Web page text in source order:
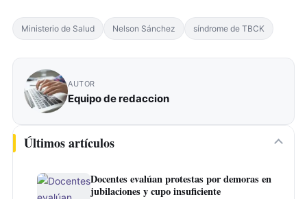
Ministerio de Salud Nelson Sánchez síndrome de TBCK
AUTOR
Equipo de redaccion
Últimos artículos
Docentes evalúan protestas por demoras en
jubilaciones y cupo insuficiente